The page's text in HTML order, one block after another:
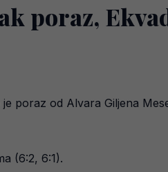
poraz,
poraz od Alvara Giljena
(6:2, 6:1).